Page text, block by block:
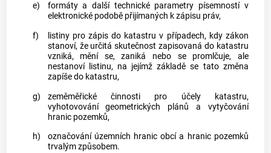
e)
formáty a další technické parametry písemností v
elektronické podobě přijímaných k zápisu práv,
f)
listiny pro zápis do katastru v případech, kdy zákon
stanoví, že určitá skutečnost zapisovaná do katastru
vzniká, mění se, zaniká nebo se promlčuje, ale
nestanoví listinu, na jejímž základě se tato změna
zapíše do katastru,
g)
zeměměřické činnosti pro účely katastru,
vyhotovovánígeometrických plánů a vytyčování
hranic pozemků,
h)
označování územních hranicobcía hranic pozemků
trvalým způsobem.